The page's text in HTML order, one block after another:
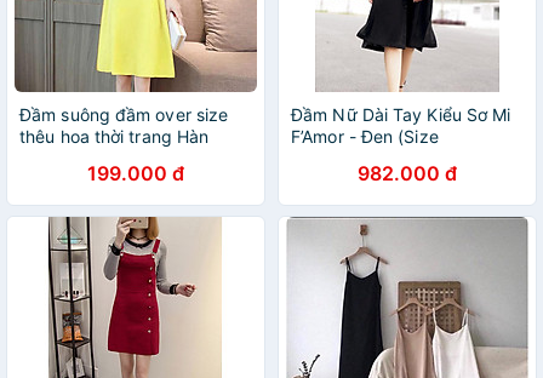
Đầm suông đầm over size
thêu hoa thời trang Hàn
199.000 đ
Đầm Nữ Dài Tay Kiểu Sơ Mi
F’Amor - Đen (Size
982.000 đ